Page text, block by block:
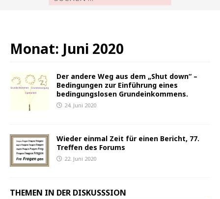
Monat: Juni 2020
Der andere Weg aus dem „Shut down“ –
Bedingungen zur Einführung eines
bedingungslosen Grundeinkommens.
24. Juni 2020
Wieder einmal Zeit für einen Bericht, 77.
Treffen des Forums
22. Juni 2020
THEMEN IN DER DISKUSSSION